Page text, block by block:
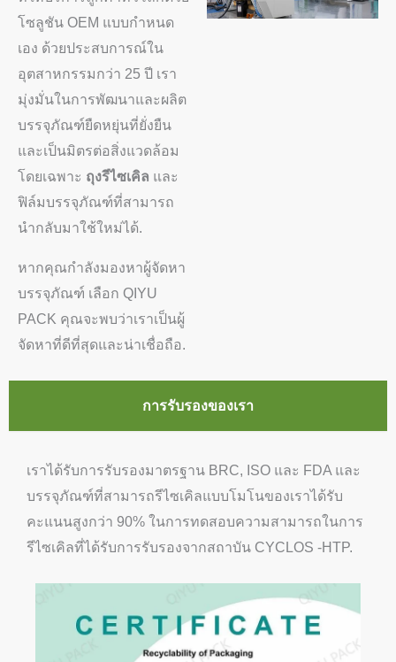
โซลูชัน OEM แบบกำหนด
เอง ด้วยประสบการณ์ใน
อุตสาหกรรมกว่า 25 ปี เรา
มุ่งมั่นในการพัฒนาและผลิต
บรรจุภัณฑ์ยืดหยุ่นที่ยั่งยืน
และเป็นมิตรต่อสิ่งแวดล้อม
โดยเฉพาะ ถุงรีไซเคิล และ
ฟิล์มบรรจุภัณฑ์ที่สามารถ
นำกลับมาใช้ใหม่ได้.
หากคุณกำลังมองหาผู้จัดหา
บรรจุภัณฑ์ เลือก QIYU
PACK คุณจะพบว่าเราเป็นผู้
จัดหาที่ดีที่สุดและน่าเชื่อถือ.
การรับรองของเรา
เราได้รับการรับรองมาตรฐาน BRC, ISO และ FDA และ
บรรจุภัณฑ์ที่สามารถรีไซเคิลแบบโมโนของเราได้รับ
คะแนนสูงกว่า 90% ในการทดสอบความสามารถในการ
รีไซเคิลที่ได้รับการรับรองจากสถาบัน CYCLOS -HTP.